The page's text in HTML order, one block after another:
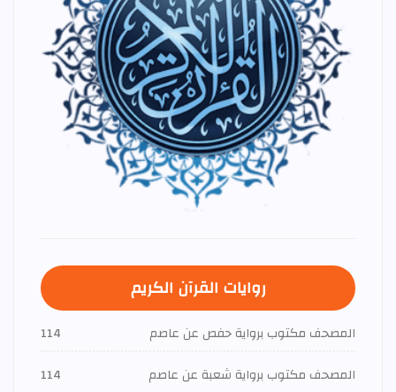
روايات القرآن الكريم
المصحف مكتوب برواية حفص عن عاصم
114
المصحف مكتوب برواية شعبة عن عاصم
114